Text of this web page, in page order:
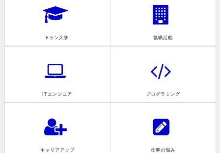
Fラン大学 就職活動
ITエンジニア プログラミング
キャリアアップ 仕事の悩み